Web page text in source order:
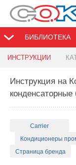
БИБЛИОТЕКА
ИНСТРУКЦИИ
Инструкция на
Carrier
Кондиционеры
Страница бренда